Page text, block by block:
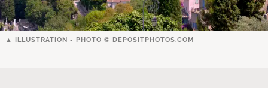
ILLUSTRATION - PHOTO © DEPOSITPHOTOS.COM